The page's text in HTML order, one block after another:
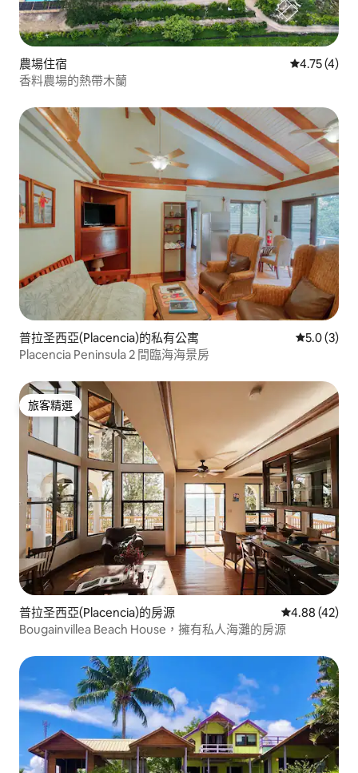
農場住宿 從 4 則評價
4.75 (4)
香料農場的熱帶木蘭
普拉圣西亞(Placencia)的私有公寓 從 3 則評
5.0 (3)
Placencia Peninsula 2 間臨海海景房
旅客精選
旅客精選
普拉圣西亞(Placencia)的房源 從 42 則評價
4.88 (42)
Bougainvillea Beach House，擁有私人海灘的房源